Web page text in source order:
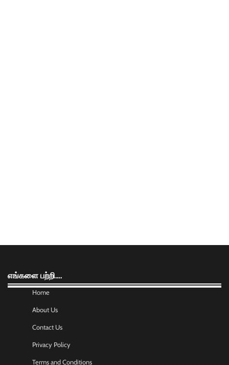
எங்களை பற்றி….
Home
About Us
Contact Us
Privacy Policy
Terms and Conditions